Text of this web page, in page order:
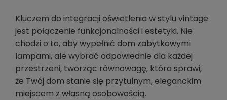
Kluczem do integracji oświetlenia w stylu vintage
jest połączenie funkcjonalności i estetyki. Nie
chodzi o to, aby wypełnić dom zabytkowymi
lampami, ale wybrać odpowiednie dla każdej
przestrzeni, tworząc równowagę, która sprawi,
że Twój dom stanie się przytulnym, eleganckim
miejscem z własną osobowością.